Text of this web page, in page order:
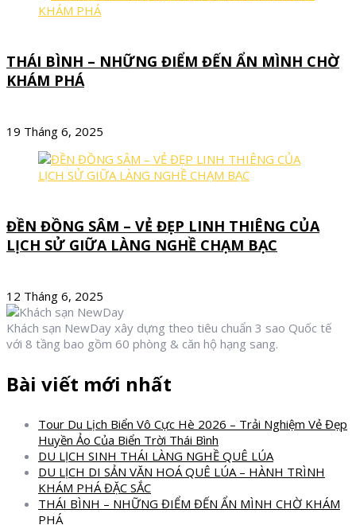
THÁI BÌNH – NHỮNG ĐIỂM ĐẾN ẨN MÌNH CHỜ
KHÁM PHÁ
19 Tháng 6, 2025
ĐỀN ĐỒNG SÂM – VẺ ĐẸP LINH THIÊNG CỦA
LỊCH SỬ GIỮA LÀNG NGHỀ CHẠM BẠC
12 Tháng 6, 2025
Khách sạn NewDay xây dựng theo tiêu chuẩn 3 sao Quốc tế
với 8 tầng bao gồm 60 phòng & căn hộ hạng sang.
Bài viết mới nhất
Tour Du Lịch Biển Vô Cực Hè 2026 – Trải Nghiệm Vẻ Đẹp
Huyền Ảo Của Biển Trời Thái Bình
DU LỊCH SINH THÁI LÀNG NGHỀ QUÊ LÚA
DU LỊCH DI SẢN VĂN HOÁ QUÊ LÚA – HÀNH TRÌNH
KHÁM PHÁ ĐẶC SẮC
THÁI BÌNH – NHỮNG ĐIỂM ĐẾN ẨN MÌNH CHỜ KHÁM
PHÁ